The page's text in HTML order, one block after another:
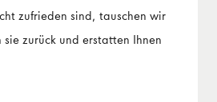
zufrieden sind, tauschen wir
sie zurück und erstatten Ihnen